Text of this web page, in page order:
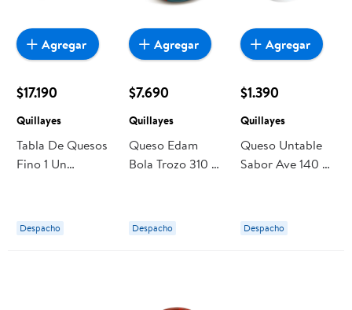
$17.190
Quillayes
Tabla De Quesos
Fino 1 Un
Despacho
Agregar
$7.690
Quillayes
Queso Edam
Bola Trozo 310 g
Despacho
Agregar
$1.390
Quillayes
Queso Untable
Sabor Ave 140 g
Despacho
Agregar